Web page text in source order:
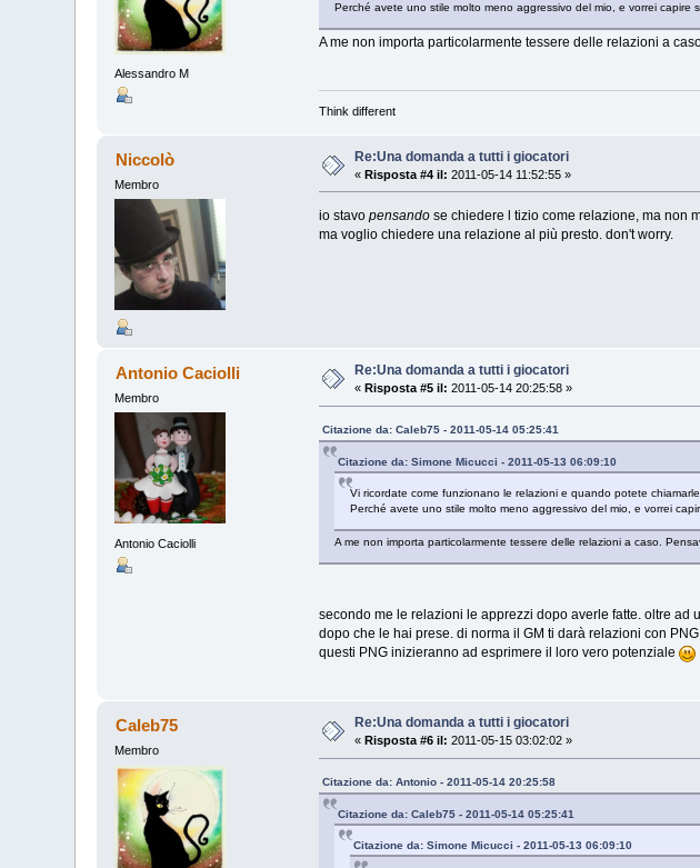
Alessandro M
Perché avete uno stile molto meno aggressivo del mio, e vorrei
A me non importa particolarmente tessere delle relazioni a
Think different
Niccolò
Membro
Re:Una domanda a tutti i giocatori
«Risposta #4 il: 2011-05-14 11:52:55 »
io stavo pensandose chiedere l tizio come relazione, ma non
ma voglio chiedere una relazione al più presto. don't worry.
Antonio Caciolli
Membro
Antonio Caciolli
Re:Una domanda a tutti i giocatori
«Risposta #5 il: 2011-05-14 20:25:58 »
Citazione da: Caleb75 - 2011-05-14 05:25:41
Citazione da: Simone Micucci - 2011-05-13 06:09:10
Vi ricordate come funzionano le relazioni e quando potete
Perché avete uno stile molto meno aggressivo del mio, e vorrei
A me non importa particolarmente tessere delle relazioni a caso.
secondo me le relazioni le apprezzi dopo averle fatte. oltre
dopo che le hai prese. di norma il GM ti darà relazioni con
questi PNG inizieranno ad esprimere il loro vero potenziale
Caleb75
Membro
Re:Una domanda a tutti i giocatori
« Risposta #6 il: 2011-05-15 03:02:02 »
Citazione da: Antonio - 2011-05-14 20:25:58
Citazione da: Caleb75 - 2011-05-14 05:25:41
Citazione da: Simone Micucci - 2011-05-13 06:09:10